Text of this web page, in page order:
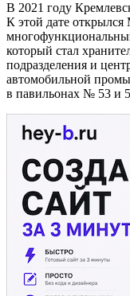
В 2021 году
К этой дате
который стал
подразделения и
автомобильной
в павильонах № 53 и